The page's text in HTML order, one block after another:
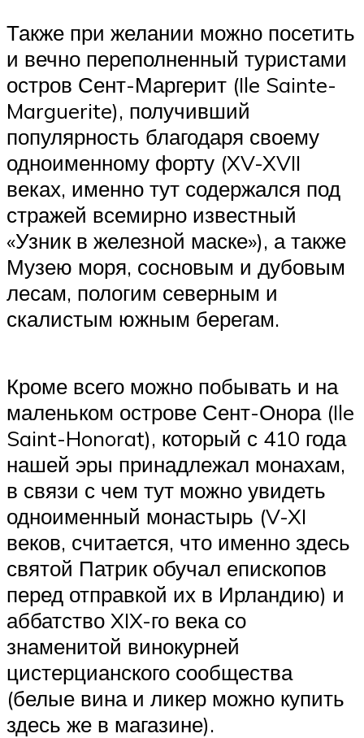
Также при желании можно посетить
и вечно переполненный туристами
остров Сент-Маргерит (Ile Sainte-
Marguerite), получивший
популярность благодаря своему
одноименному форту (XV-XVII
веках, именно тут содержался под
стражей всемирно известный
«Узник в железной маске»), а также
Музею моря, сосновым и дубовым
лесам, пологим северным и
скалистым южным берегам.
Кроме всего можно побывать и на
маленьком острове Сент-Онора (Ile
Saint-Honorat), который с 410 года
нашей эры принадлежал монахам,
в связи с чем тут можно увидеть
одноименный монастырь (V-XI
веков, считается, что именно здесь
святой Патрик обучал епископов
перед отправкой их в Ирландию) и
аббатство XIX-го века со
знаменитой винокурней
цистерцианского сообщества
(белые вина и ликер можно купить
здесь же в магазине).